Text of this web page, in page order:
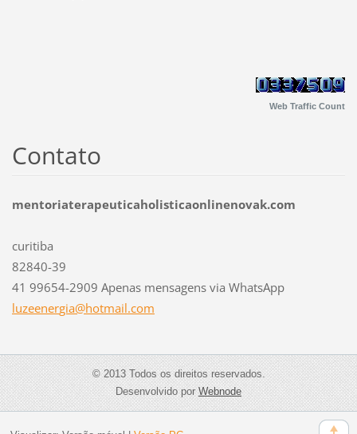
Web Traffic Count
Contato
mentoriaterapeuticaholisticaonlinenovak.com
curitiba
82840-39
41 99654-2909 Apenas mensagens via WhatsApp
luzeenergia@hotmail.com
© 2013 Todos os direitos reservados.
Desenvolvido porWebnode